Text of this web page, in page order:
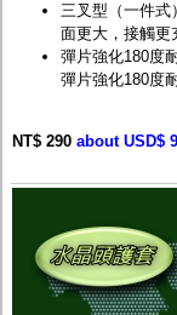
三叉型（一件式
面更大，接觸更
彈片強化180度
彈片強化180度
NT$ 290 about USD$